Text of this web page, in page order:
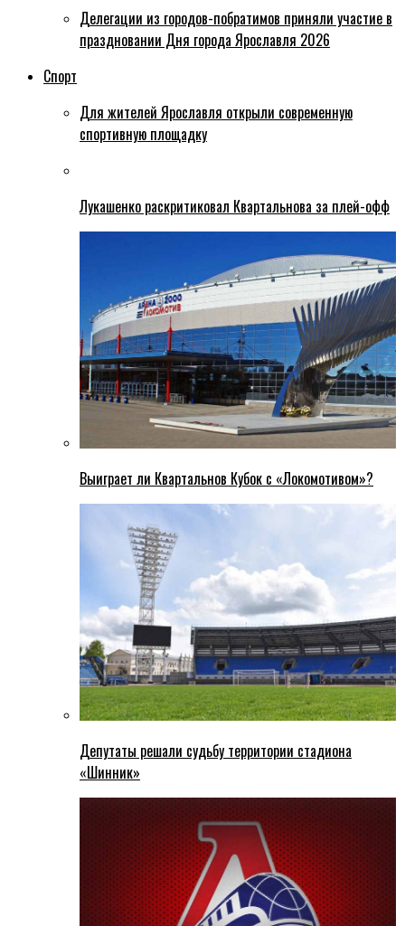
Делегации из городов-побратимов приняли участие в
праздновании Дня города Ярославля 2026
Спорт
Для жителей Ярославля открыли современную
спортивную площадку
Лукашенко раскритиковал Квартальнова за плей-офф
Выиграет ли Квартальнов Кубок с «Локомотивом»?
Депутаты решали судьбу территории стадиона
«Шинник»